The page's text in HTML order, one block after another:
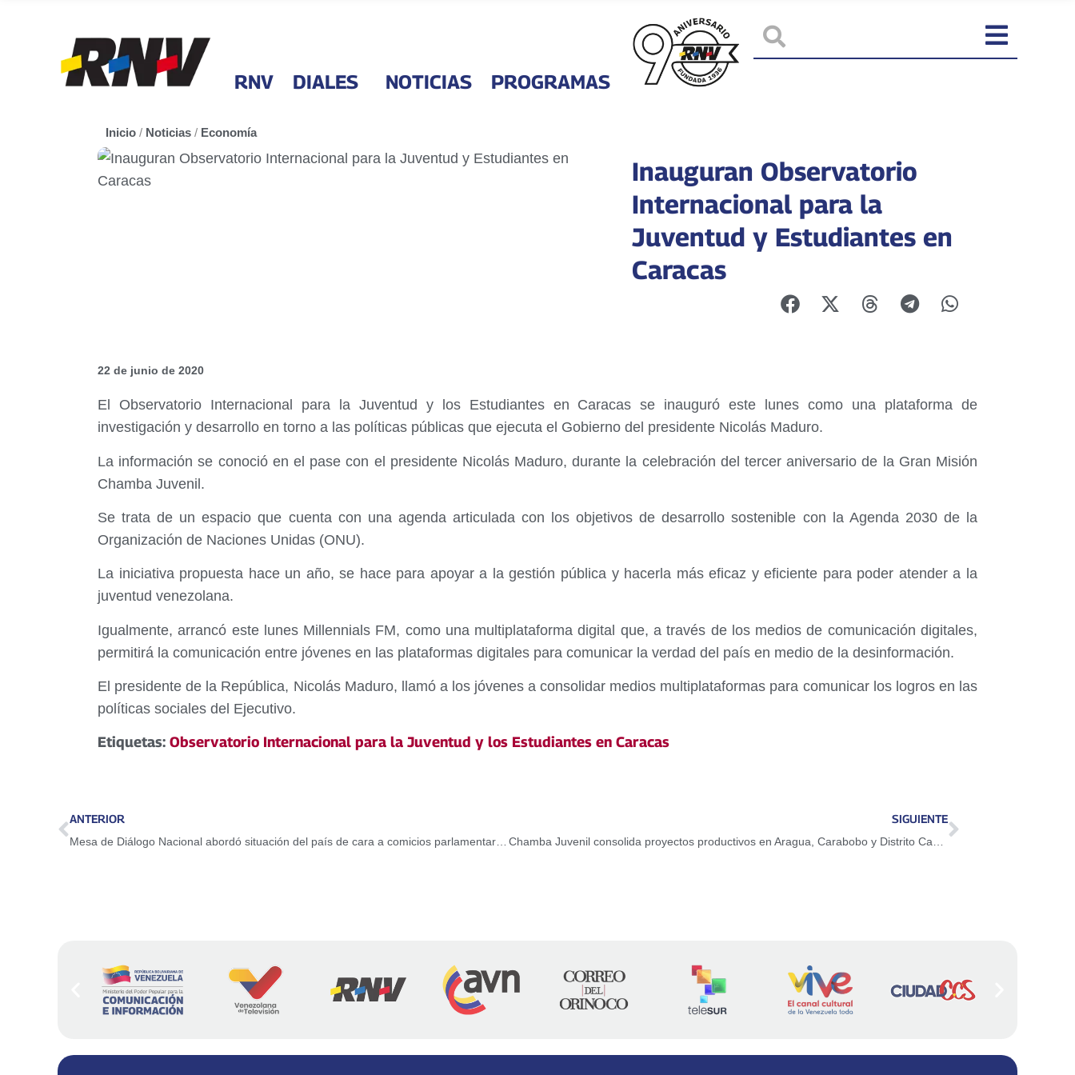
RNV DIALES NOTICIAS PROGRAMAS
Inicio / Noticias / Economía
Inauguran Observatorio
Internacional para la
Juventud y Estudiantes en
Caracas
22 de junio de 2020
El Observatorio Internacional para la Juventud y los Estudiantes en Caracas se inauguró este lunes como una plataforma de
investigación y desarrollo en torno a las políticas públicas que ejecuta el Gobierno del presidente Nicolás Maduro.
La información se conoció en el pase con el presidente Nicolás Maduro, durante la celebración del tercer aniversario de la Gran Misión
Chamba Juvenil.
Se trata de un espacio que cuenta con una agenda articulada con los objetivos de desarrollo sostenible con la Agenda 2030 de la
Organización de Naciones Unidas (ONU).
La iniciativa propuesta hace un año, se hace para apoyar a la gestión pública y hacerla más eficaz y eficiente para poder atender a la
juventud venezolana.
Igualmente, arrancó este lunes Millennials FM, como una multiplataforma digital que, a través de los medios de comunicación digitales,
permitirá la comunicación entre jóvenes en las plataformas digitales para comunicar la verdad del país en medio de la desinformación.
El presidente de la República, Nicolás Maduro, llamó a los jóvenes a consolidar medios multiplataformas para comunicar los logros en las
políticas sociales del Ejecutivo.
Etiquetas: Observatorio Internacional para la Juventud y los Estudiantes en Caracas
ANTERIOR SIGUIENTE